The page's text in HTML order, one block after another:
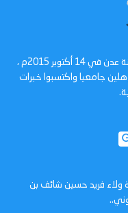
عدن تايم - صحيفة الكترونية تأسست في مدينة عدن في 14 أكتوبر 2015م ،
جامعيا واكتسبوا خبرات
ولاء فريد حسين شائف بن